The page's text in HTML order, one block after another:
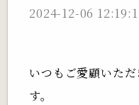
2024-12-06
いつもご愛顧いた
す。